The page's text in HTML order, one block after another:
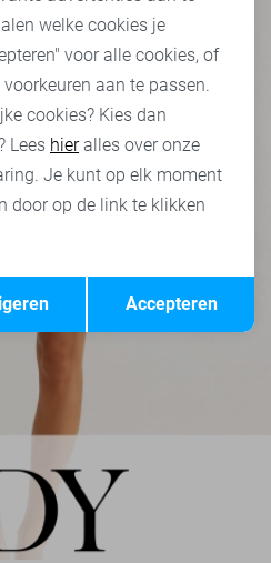
Opslaan
welke cookies je
voor alle cookies, of
aan te passen.
cookies? Kies dan
Lees hieralles over onze
Je kunt op elk moment
door op de link te klikken
Accepteren